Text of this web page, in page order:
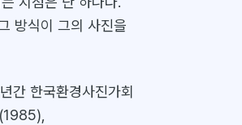
방식이 그의 사진을
간 한국환경사진가회